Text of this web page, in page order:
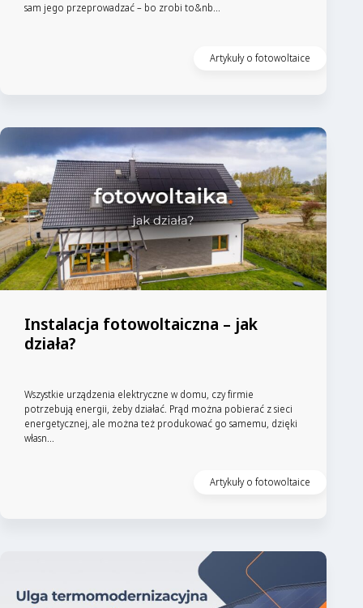
sam jego przeprowadzać – bo zrobi to&nb...
Artykuły o fotowoltaice
Instalacja fotowoltaiczna – jak
działa?
Wszystkie urządzenia elektryczne w domu, czy firmie
potrzebują energii, żeby działać. Prąd można pobierać z sieci
energetycznej, ale można też produkować go samemu, dzięki
własn...
Artykuły o fotowoltaice